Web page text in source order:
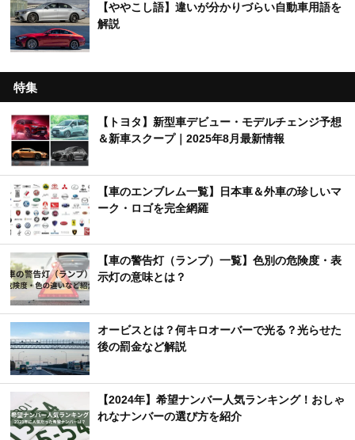
【ややこし語】違いが分かりづらい自動車用語を
解説
特集
【トヨタ】新型車デビュー・モデルチェンジ予想
＆新車スクープ｜2025年8月最新情報
【車のエンブレム一覧】日本車＆外車の珍しいマ
ーク・ロゴを完全網羅
【車の警告灯（ランプ）一覧】色別の危険度・表
示灯の意味とは？
オービスとは？何キロオーバーで光る？光らせた
後の罰金など解説
【2024年】希望ナンバー人気ランキング！おしゃ
れなナンバーの選び方を紹介